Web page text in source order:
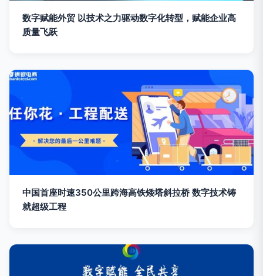
数字赋能外贸 以技术之力驱动数字化转型，赋能企业高
质量飞跃
中国首座时速350公里跨海高铁矮塔斜拉桥 数字技术铸
就超级工程